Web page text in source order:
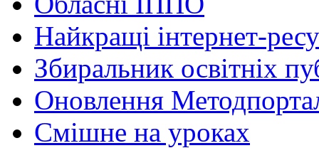
Найкращі інтернет-
Збиральник освітніх
Оновлення
Cмішне на уроках